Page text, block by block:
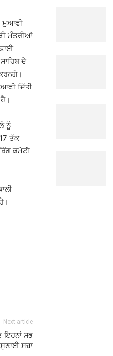
ਮੁਆਫੀ
ਮੰਤਰੀਆਂ
ਦੇ
ਦਿੱਤੀ
ਨੂੰ
ਤੱਕ
ਕਮੇਟੀ
Next article
ਇਹਨਾਂ ਸਭ
ਸਜ਼ਾ